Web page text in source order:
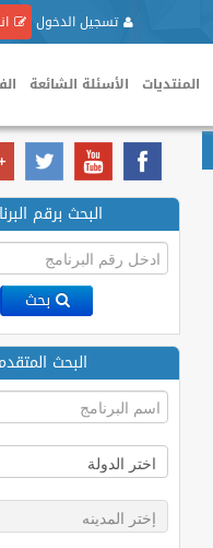
تسجيل الدخول
المنتديات الأسئلة الشائعة
البحث برقم
بحث
البحث